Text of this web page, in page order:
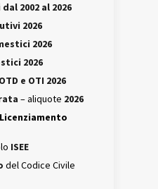
2002 al 2026
2026
2026
2026
OTD e OTI 2026
– aliquote 2026
ISEE
del Codice Civile